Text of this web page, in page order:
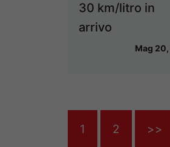
30 km/litro in
arrivo
Mag 20,
1 2 >>